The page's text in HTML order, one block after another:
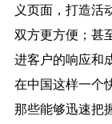
义页面，打造活
双方更方便；甚
进客户的响应和
在中国这样一个
那些能够迅速把